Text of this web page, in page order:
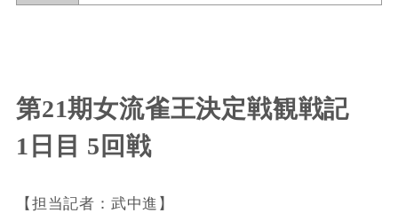
第21期女流雀王決定戦観戦記
1日目 5回戦
【担当記者：武中進】